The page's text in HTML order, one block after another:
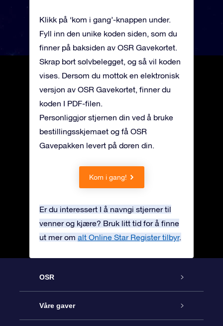
Klikk på ‘kom i gang’-knappen under.
Fyll inn den unike koden siden, som du
finner på baksiden av OSR Gavekortet.
Skrap bort sølvbelegget, og så vil koden
vises. Dersom du mottok en elektronisk
versjon av OSR Gavekortet, finner du
koden I PDF-filen.
Personliggjør stjernen din ved å bruke
bestillingsskjemaet og få OSR
Gavepakken levert på døren din.
Kom i gang!
Er du interessert I å navngi stjerner til
venner og kjære? Bruk litt tid for å finne
ut mer om alt Online Star Register tilbyr.
OSR
Kundeservice
Våre gaver